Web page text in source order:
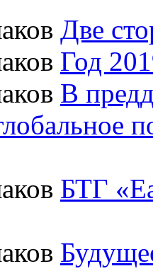
Две
Год
В
БТГ